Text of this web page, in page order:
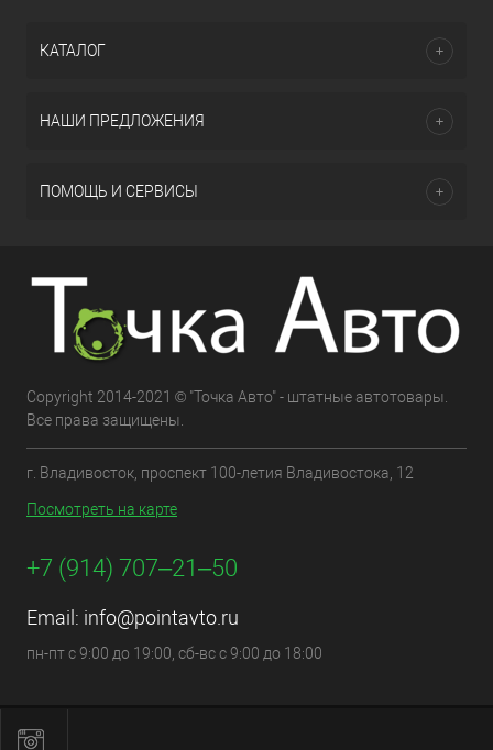
КАТАЛОГ
НАШИ ПРЕДЛОЖЕНИЯ
ПОМОЩЬ И СЕРВИСЫ
Copyright 2014-2021 © "Точка Авто" - штатные автотовары.
Все права защищены.
г. Владивосток, проспект 100-летия Владивостока, 12
Посмотреть на карте
+7 (914) 707‒21‒50
Email: info@pointavto.ru
пн-пт с 9:00 до 19:00, сб-вс с 9:00 до 18:00